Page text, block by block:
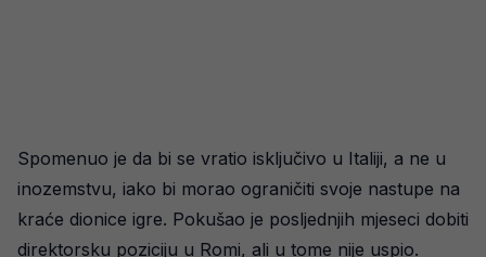
Spomenuo je da bi se vratio isključivo u Italiji, a ne u
inozemstvu, iako bi morao ograničiti svoje nastupe na
kraće dionice igre. Pokušao je posljednjih mjeseci dobiti
direktorsku poziciju u Romi, ali u tome nije uspio.